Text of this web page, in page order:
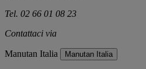
Tel. 02 66 01 08 23
Contattaci via
Manutan Italia Manutan Italia